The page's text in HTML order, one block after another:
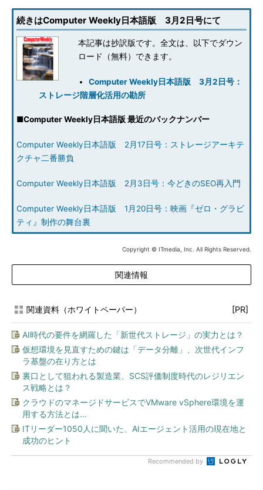
続きはComputer Weekly日本語版 3月2日号にて
本記事は抄訳版です。全文は、以下でダウン
ロード（無料）できます。
Computer Weekly日本語版 3月2日号：
ストレージ階層化活用の勘所
■Computer Weekly日本語版 最近のバックナンバー
Computer Weekly日本語版 2月17日号：ストレージアーキテ
クチャ二番勝負
Computer Weekly日本語版 2月3日号：今どきのSEO再入門
Computer Weekly日本語版 1月20日号：映画『ゼロ・グラビ
ティ』制作の舞台裏
Copyright © ITmedia, Inc. All Rights Reserved.
関連情報
関連資料（ホワイトペーパー） [PR]
AI時代の要件を網羅した「新世代ストレージ」の実力とは？
仮想環境を見直すための鍵は「データ分離」、次世代インフ
ラ基盤の在り方とは
裏口として狙われる製造業、SCS評価制度時代のレジリエン
ス戦略とは？
クラウドのマネージドサービスでVMware vSphere環境を運
用する方法とは...
ITリーダー1050人に聞いた、AIエージェント活用の現在地と
成功のヒント
Recommended by